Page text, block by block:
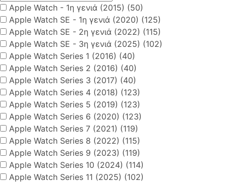
Apple Watch - 1η γενιά (2015) (50)
Apple Watch SE - 1η γενιά (2020) (125)
Apple Watch SE - 2η γενιά (2022) (115)
Apple Watch SE - 3η γενιά (2025) (102)
Apple Watch Series 1 (2016) (40)
Apple Watch Series 2 (2016) (40)
Apple Watch Series 3 (2017) (40)
Apple Watch Series 4 (2018) (123)
Apple Watch Series 5 (2019) (123)
Apple Watch Series 6 (2020) (123)
Apple Watch Series 7 (2021) (119)
Apple Watch Series 8 (2022) (115)
Apple Watch Series 9 (2023) (119)
Apple Watch Series 10 (2024) (114)
Apple Watch Series 11 (2025) (102)